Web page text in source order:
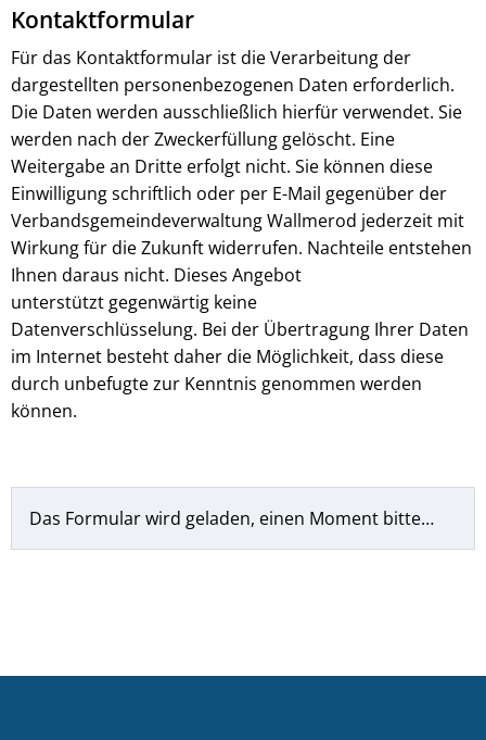
Kontaktformular
Für das Kontaktformular ist die Verarbeitung der
dargestellten personenbezogenen Daten erforderlich.
Die Daten werden ausschließlich hierfür verwendet. Sie
werden nach der Zweckerfüllung gelöscht. Eine
Weitergabe an Dritte erfolgt nicht. Sie können diese
Einwilligung schriftlich oder per E-Mail gegenüber der
Verbandsgemeindeverwaltung Wallmerod jederzeit mit
Wirkung für die Zukunft widerrufen. Nachteile entstehen
Ihnen daraus nicht. Dieses Angebot
unterstützt gegenwärtig keine
Datenverschlüsselung. Bei der Übertragung Ihrer Daten
im Internet besteht daher die Möglichkeit, dass diese
durch unbefugte zur Kenntnis genommen werden
können.
Das Formular wird geladen, einen Moment bitte…